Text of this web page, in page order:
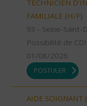
TECHNICIEN
FAMILIALE (H/F)
93 - Seine-Saint-
Possibilité de
01/08/2026
POSTULER
AIDE SOIGNANT